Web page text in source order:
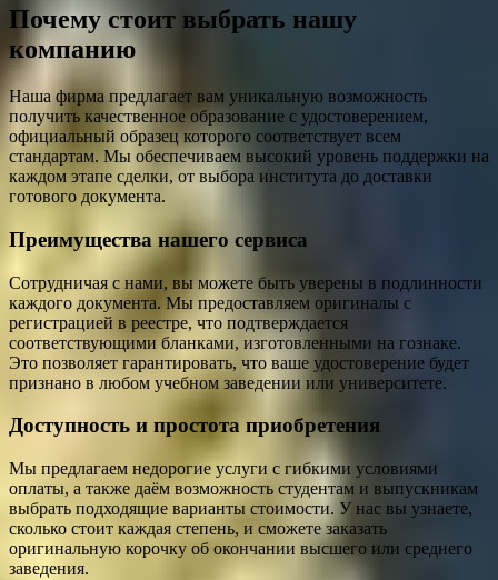
Почему стоит выбрать нашу
компанию
Наша фирма предлагает вам уникальную возможность
получить качественное образование с удостоверением,
официальный образец которого соответствует всем
стандартам. Мы обеспечиваем высокий уровень поддержки на
каждом этапе сделки, от выбора института до доставки
готового документа.
Преимущества нашего сервиса
Сотрудничая с нами, вы можете быть уверены в подлинности
каждого документа. Мы предоставляем оригиналы с
регистрацией в реестре, что подтверждается
соответствующими бланками, изготовленными на гознаке.
Это позволяет гарантировать, что ваше удостоверение будет
признано в любом учебном заведении или университете.
Доступность и простота приобретения
Мы предлагаем недорогие услуги с гибкими условиями
оплаты, а также даём возможность студентам и выпускникам
выбрать подходящие варианты стоимости. У нас вы узнаете,
сколько стоит каждая степень, и сможете заказать
оригинальную корочку об окончании высшего или среднего
заведения.